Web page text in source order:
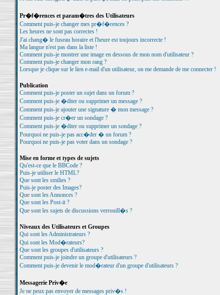
Pr�f�rences et param�tres des Utilisateurs
Comment puis-je changer mes pr�f�rences ?
Les heures ne sont pas correctes !
J'ai chang� le fuseau horaire et l'heure est toujours incorrecte !
Ma langue n'est pas dans la liste !
Comment puis-je montrer une image en dessous de mon nom d'utilisateur ?
Comment puis-je changer mon rang ?
Lorsque je clique sur le lien e-mail d'un utilisateur, on me demande de me connecter !
Publication
Comment puis-je poster un sujet dans un forum ?
Comment puis-je �diter ou supprimer un message ?
Comment puis-je ajouter une signature � mon message ?
Comment puis-je cr�er un sondage ?
Comment puis-je �diter ou supprimer un sondage ?
Pourquoi ne puis-je pas acc�der � un forum ?
Pourquoi ne puis-je pas voter dans un sondage ?
Mise en forme et types de sujets
Qu'est-ce que le BBCode ?
Puis-je utiliser le HTML?
Que sont les smilies ?
Puis-je poster des Images?
Que sont les Annonces ?
Que sont les Post-it ?
Que sont les sujets de discussions verrouill�s ?
Niveaux des Utilisateurs et Groupes
Qui sont les Administrateurs ?
Qui sont les Mod�rateurs?
Que sont les groupes d'utilisateurs ?
Comment puis-je joindre un groupe d'utilisateurs ?
Comment puis-je devenir le mod�rateur d'un groupe d'utilisateurs ?
Messagerie Priv�e
Je ne peux pas envoyer de messages priv�s !